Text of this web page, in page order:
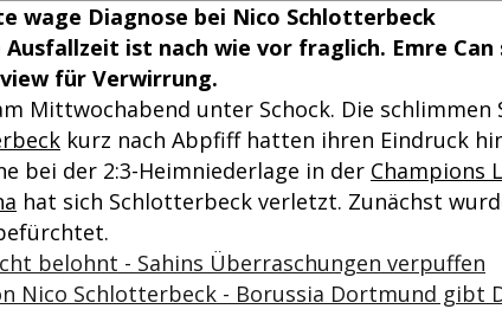
wage Diagnose bei Nico Schlotterbeck
ist nach wie vor fraglich. Emre
für Verwirrung.
Mittwochabend unter Schock. Die schlimmen
kurz nach Abpfiff hatten ihren Eindruck
bei der 2:3-Heimniederlage in der Champions
hat sich Schlotterbeck verletzt. Zunächst
belohnt - Sahins Überraschungen verpuffen
Nico Schlotterbeck - Borussia Dortmund gibt